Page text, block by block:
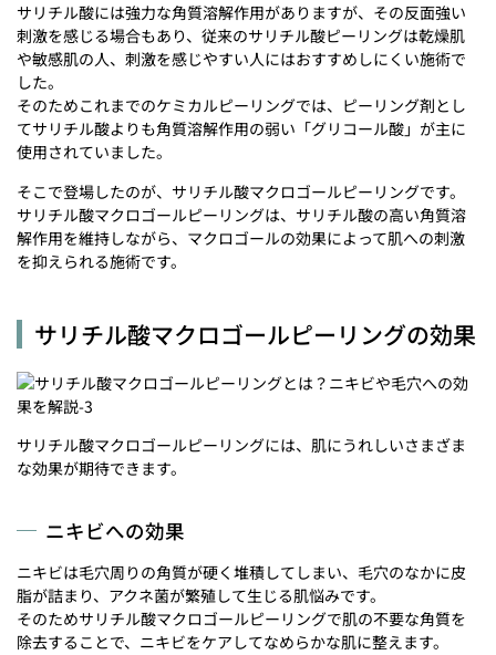
サリチル酸には強力な角質溶解作用がありますが、その反面強い
刺激を感じる場合もあり、従来のサリチル酸ピーリングは乾燥肌
や敏感肌の人、刺激を感じやすい人にはおすすめしにくい施術で
した。
そのためこれまでのケミカルピーリングでは、ピーリング剤とし
てサリチル酸よりも角質溶解作用の弱い「グリコール酸」が主に
使用されていました。
そこで登場したのが、サリチル酸マクロゴールピーリングです。
サリチル酸マクロゴールピーリングは、サリチル酸の高い角質溶
解作用を維持しながら、マクロゴールの効果によって肌への刺激
を抑えられる施術です。
サリチル酸マクロゴールピーリングの効果
サリチル酸マクロゴールピーリングには、肌にうれしいさまざま
な効果が期待できます。
ニキビへの効果
ニキビは毛穴周りの角質が硬く堆積してしまい、毛穴のなかに皮
脂が詰まり、アクネ菌が繁殖して生じる肌悩みです。
そのためサリチル酸マクロゴールピーリングで肌の不要な角質を
除去することで、ニキビをケアしてなめらかな肌に整えます。